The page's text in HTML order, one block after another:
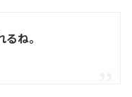
ね。